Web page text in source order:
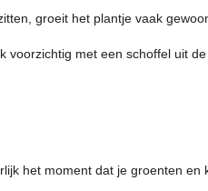
groeit het plantje vaak
voorzichtig met een schoffel uit de
het moment dat je groenten en